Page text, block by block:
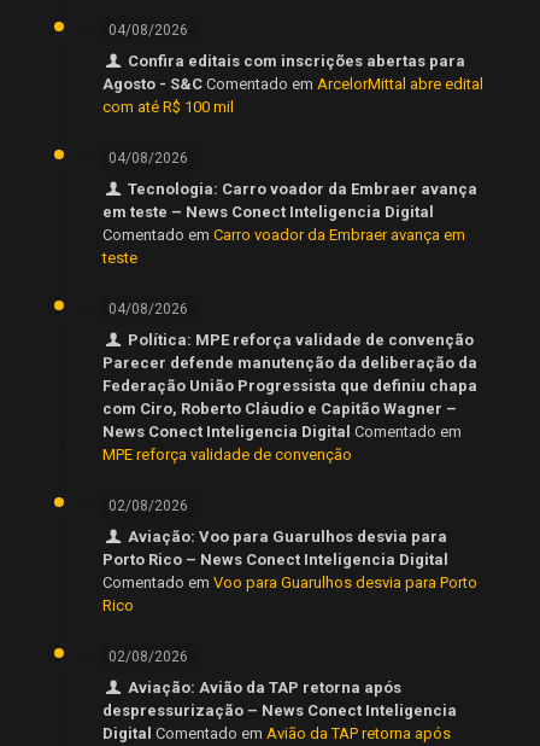
04/08/2026
Confira editais com inscrições abertas para
Agosto - S&C Comentado em ArcelorMittal abre edital
com até R$ 100 mil
04/08/2026
Tecnologia: Carro voador da Embraer avança
em teste – News Conect Inteligencia Digital
Comentado em Carro voador da Embraer avança em
teste
04/08/2026
Política: MPE reforça validade de convenção
Parecer defende manutenção da deliberação da
Federação União Progressista que definiu chapa
com Ciro, Roberto Cláudio e Capitão Wagner –
News Conect Inteligencia Digital Comentado em
MPE reforça validade de convenção
02/08/2026
Aviação: Voo para Guarulhos desvia para
Porto Rico – News Conect Inteligencia Digital
Comentado em Voo para Guarulhos desvia para Porto
Rico
02/08/2026
Aviação: Avião da TAP retorna após
despressurização – News Conect Inteligencia
Digital Comentado em Avião da TAP retorna após